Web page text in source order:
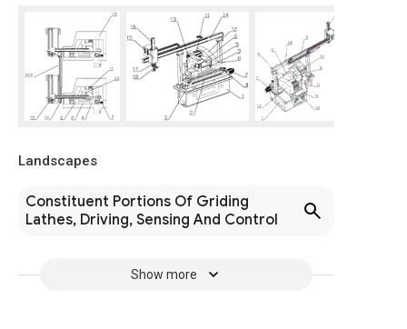
Landscapes
Constituent Portions Of Griding
Lathes, Driving, Sensing And Control
Show more